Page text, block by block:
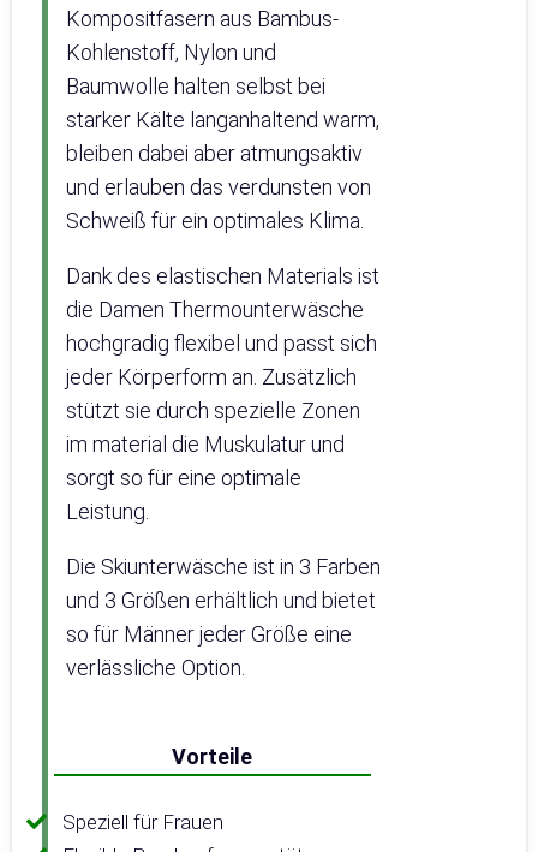
Kompositfasern aus Bambus-
Kohlenstoff, Nylon und
Baumwolle halten selbst bei
starker Kälte langanhaltend warm,
bleiben dabei aber atmungsaktiv
und erlauben das verdunsten von
Schweiß für ein optimales Klima.
Dank des elastischen Materials ist
die Damen Thermounterwäsche
hochgradig flexibel und passt sich
jeder Körperform an. Zusätzlich
stützt sie durch spezielle Zonen
im material die Muskulatur und
sorgt so für eine optimale
Leistung.
Die Skiunterwäsche ist in 3 Farben
und 3 Größen erhältlich und bietet
so für Männer jeder Größe eine
verlässliche Option.
Vorteile
Speziell für Frauen